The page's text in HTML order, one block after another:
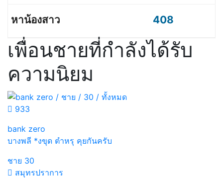
408
เพื่อนชายที่กำลังได้รับ
ความนิยม
933
bank zero
บางพลี *งขุด ตำหรุ คุยกันครับ
ชาย 30
สมุทรปราการ